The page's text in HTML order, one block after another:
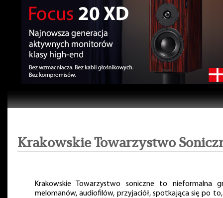
Krakowskie Towarzystwo
Krakowskie Towarzystwo soniczne to nieformalna
melomanów, audiofilów, przyjaciół, spotkająca się po